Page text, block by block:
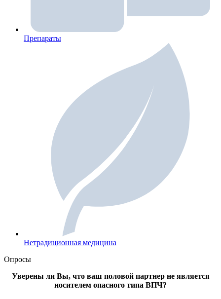
Препараты
Нетрадиционная медицина
Опросы
Уверены ли Вы, что ваш половой партнер не является
носителем опасного типа ВПЧ?